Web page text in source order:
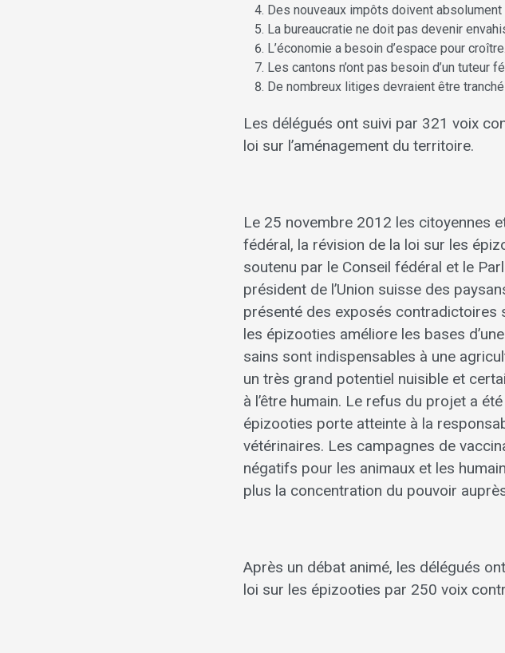
Des nouveaux impôts doivent
La bureaucratie ne doit pas devenir
L’économie a besoin d’espace pour croître.
Les cantons n’ont pas besoin d’un tuteur
De nombreux litiges devraient être
Les délégués ont suivi par 321 voix
loi sur l’aménagement du territoire.
Le 25 novembre 2012 les citoyennes
fédéral, la révision de la loi sur les
soutenu par le Conseil fédéral et le
président de l’Union suisse des
présenté des exposés contradictoires
les épizooties améliore les bases
sains sont indispensables à une
un très grand potentiel nuisible et
à l’être humain. Le refus du projet a
épizooties porte atteinte à la
vétérinaires. Les campagnes de
négatifs pour les animaux et les
plus la concentration du pouvoir
Après un débat animé, les délégués
loi sur les épizooties par 250 voix